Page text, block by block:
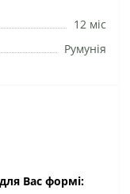
12 міс
Румунія
Вас формі: